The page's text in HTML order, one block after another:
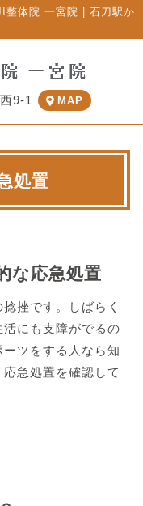
整体院 一宮院 | 石刀駅か
9-1 MAP
処置
な応急処置
挫です。しばらく
にも支障がでるの
ツをする人なら知
急処置を確認して